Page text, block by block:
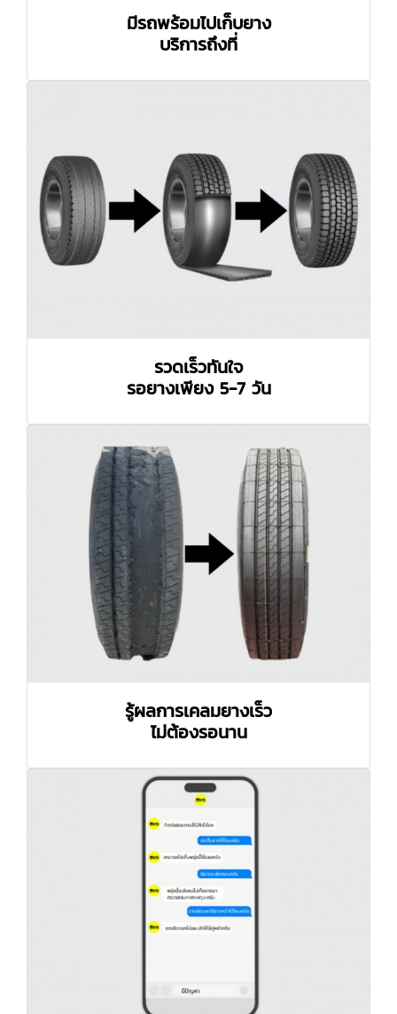
มีรถพร้อมไปเก็บยาง
บริการถึงที่
รวดเร็วทันใจ
รอยางเพียง 5-7 วัน
รู้ผลการเคลมยางเร็ว
ไม่ต้องรอนาน